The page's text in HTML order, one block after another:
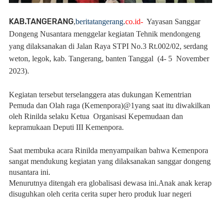
KAB.TANGERANG,beritatangerang.co.id- Yayasan Sanggar
Dongeng Nusantara menggelar kegiatan Tehnik mendongeng
yang dilaksanakan di Jalan Raya STPI No.3 Rt.002/02, serdang
weton, legok, kab. Tangerang, banten Tanggal (4- 5 November
2023).
Kegiatan tersebut terselanggera atas dukungan Kementrian
Pemuda dan Olah raga (Kemenpora)@1yang saat itu diwakilkan
oleh Rinilda selaku Ketua Organisasi Kepemudaan dan
kepramukaan Deputi III Kemenpora.
Saat membuka acara Rinilda menyampaikan bahwa Kemenpora
sangat mendukung kegiatan yang dilaksanakan sanggar dongeng
nusantara ini.
Menurutnya ditengah era globalisasi dewasa ini.Anak anak kerap
disuguhkan oleh cerita cerita super hero produk luar negeri